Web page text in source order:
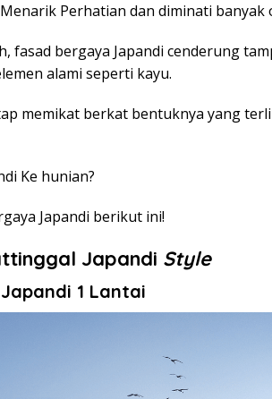
Perhatian dan diminati banyak
fasad bergaya Japandi cenderung
alami seperti kayu.
memikat berkat bentuknya yang
Ke hunian?
Japandi berikut ini!
Japandi Style
1 Lantai